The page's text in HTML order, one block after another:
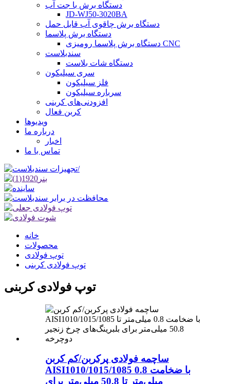
دستگاه برش با جت آب
JD-WJ50-3020BA
دستگاه برش چاقوی آب قابل حمل
دستگاه برش پلاسما
دستگاه برش پلاسما رومیزی CNC
سندبلاست
دستگاه شات بلاست
سری سیلیکون
فلز سیلیکون
سرباره سیلیکون
افزودنی‌های کربنی
کربن فعال
ویدیوها
درباره ما
اخبار
تماس با ما
خانه
محصولات
توپ فولادی
توپ فولادی کربنی
توپ فولادی کربنی
ساچمه فولادی پرکربن/کم کربن
AISI1010/1015/1085 با ضخامت 0.8
میلی‌متر تا 50.8 میلی‌متر برای